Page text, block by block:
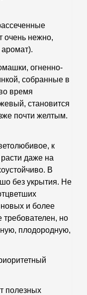
очень нежно,
огненно-
собранные в
время
становится
почти желтым.
к
даже на
В
без укрытия. Не
и более
требователен, но
плодородную,
полезных